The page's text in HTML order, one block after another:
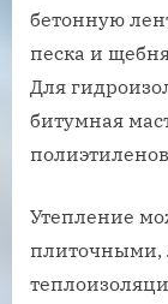
бетонную
песка и
Для
битумная
Утепление
плиточными,